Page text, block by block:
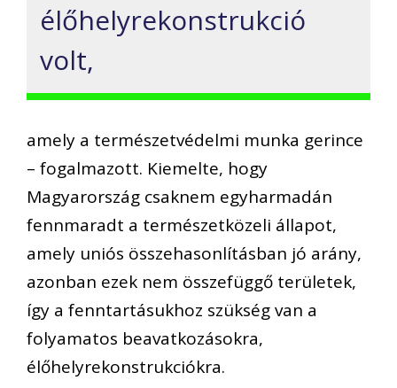
élőhelyrekonstrukció
volt,
amely a természetvédelmi munka gerince
– fogalmazott. Kiemelte, hogy
Magyarország csaknem egyharmadán
fennmaradt a természetközeli állapot,
amely uniós összehasonlításban jó arány,
azonban ezek nem összefüggő területek,
így a fenntartásukhoz szükség van a
folyamatos beavatkozásokra,
élőhelyrekonstrukciókra.